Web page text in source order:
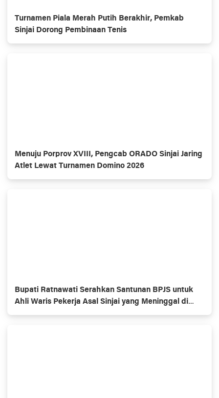
Turnamen Piala Merah Putih Berakhir, Pemkab
Sinjai Dorong Pembinaan Tenis
Menuju Porprov XVIII, Pengcab ORADO Sinjai Jaring
Atlet Lewat Turnamen Domino 2026
Bupati Ratnawati Serahkan Santunan BPJS untuk
Ahli Waris Pekerja Asal Sinjai yang Meninggal di
Morowali